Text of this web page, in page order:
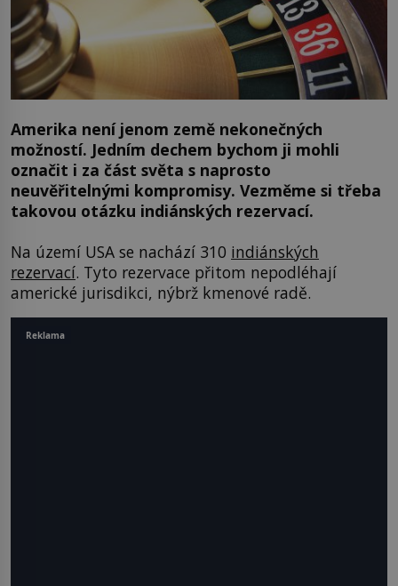
Amerika není jenom země nekonečných
možností. Jedním dechem bychom ji mohli
označit i za část světa s naprosto
neuvěřitelnými kompromisy. Vezměme si třeba
takovou otázku indiánských rezervací.
Na území USA se nachází 310 indiánských
rezervací. Tyto rezervace přitom nepodléhají
americké jurisdikci, nýbrž kmenové radě.
Reklama